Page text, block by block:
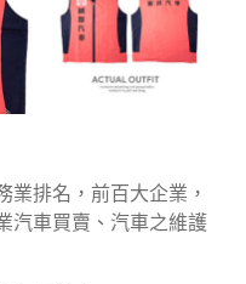
業排名，前百大企業，
汽車買賣、汽車之維護